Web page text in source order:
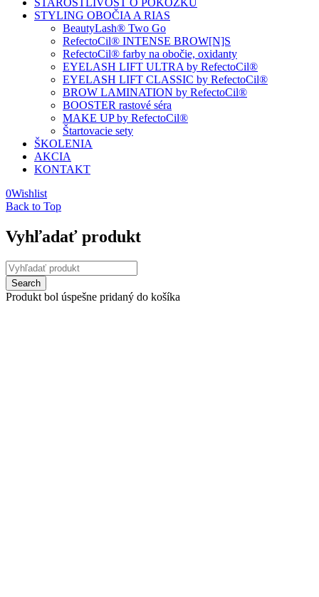
STAROSTLIVOSŤ O POKOŽKU
STYLING OBOČIA A RIAS
BeautyLash® Two Go
RefectoCil® INTENSE BROW[N]S
RefectoCil® farby na obočie, oxidanty
EYELASH LIFT ULTRA by RefectoCil®
EYELASH LIFT CLASSIC by RefectoCil®
BROW LAMINATION by RefectoCil®
BOOSTER rastové séra
MAKE UP by RefectoCil®
Štartovacie sety
ŠKOLENIA
AKCIA
KONTAKT
0Wishlist
Back to Top
Vyhľadať produkt
Produkt bol úspešne pridaný do košíka